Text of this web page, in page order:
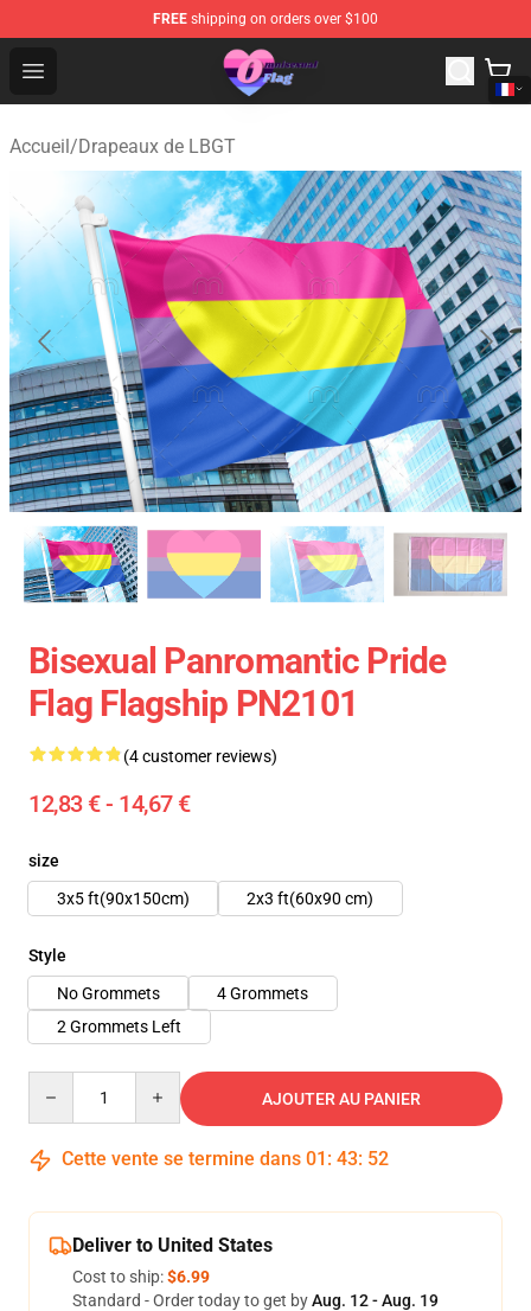
FREE shipping on orders over $100
Open menu
Omnisexual Flag Store - The Best Store of Omnisexual
Accueil/Drapeaux de LBGT
Bisexual Panromantic Pride
Flag Flagship PN2101
(4 customer reviews)
12,83 € - 14,67 €
size
3x5 ft(90x150cm)
2x3 ft(60x90 cm)
Style
No Grommets
4 Grommets
2 Grommets Left
AJOUTER AU PANIER
Cette vente se termine dans 01 : 43: 52
Deliver to United States
Cost to ship:$6.99
Standard - Order today to get byAug. 12 - Aug. 19